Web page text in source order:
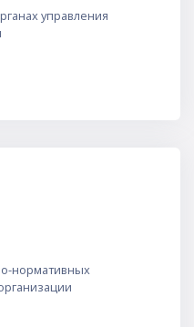
управления
нормативных